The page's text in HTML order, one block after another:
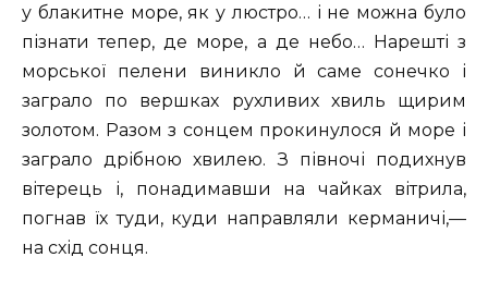
у блакитне море, як у люстро… і не можна було
пізнати тепер, де море, а де небо… Нарешті з
морської пелени виникло й саме сонечко і
заграло по вершках рухливих хвиль щирим
золотом. Разом з сонцем прокинулося й море і
заграло дрібною хвилею. З півночі подихнув
вітерець і, понадимавши на чайках вітрила,
погнав їх туди, куди направляли керманичі,—
на схід сонця.